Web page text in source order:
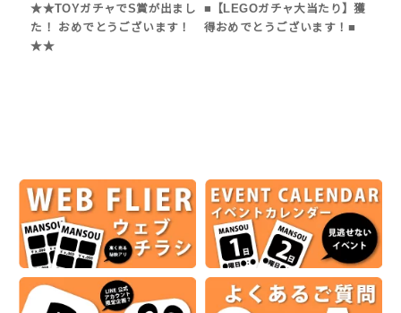
★★TOYガチャでS賞が出まし
た！ おめでとうございます！
★★
■【LEGOガチャ大当たり】獲
得おめでとうございます！■